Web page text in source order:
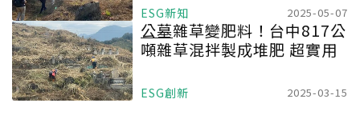
ESG新知 2025-05-07
公墓雜草變肥料！台中817公
噸雜草混拌製成堆肥 超實用
ESG創新 2025-03-15